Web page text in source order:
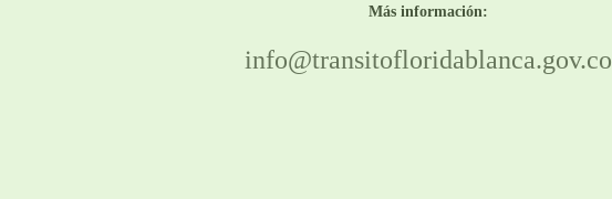
Más información:
info@transitofloridablanca.gov.co